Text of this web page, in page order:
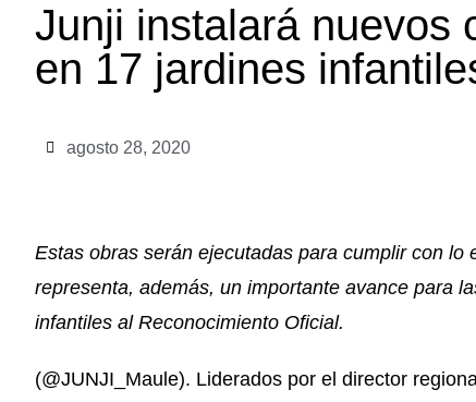
Junji instalará nuevos
en 17 jardines
agosto 28, 2020
Estas obras serán ejecutadas para cumplir con
representa, además, un importante avance para
infantiles al Reconocimiento Oficial.
(@JUNJI_Maule). Liderados por el director